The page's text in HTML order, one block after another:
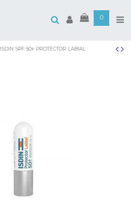
0
ISDIN SPF 50+ PROTECTOR LABIAL